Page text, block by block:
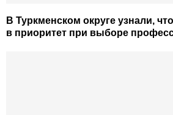
В Туркменском округе узнали,
в приоритет при выборе